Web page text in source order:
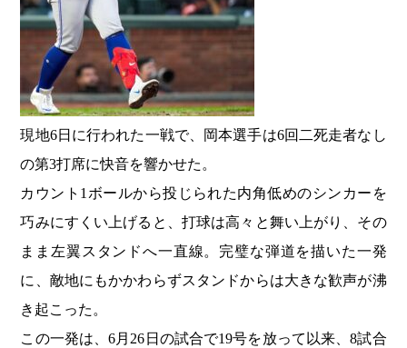
現地6日に行われた一戦で、岡本選手は6回二死走者なし
の第3打席に快音を響かせた。
カウント1ボールから投じられた内角低めのシンカーを
巧みにすくい上げると、打球は高々と舞い上がり、その
まま左翼スタンドへ一直線。完璧な弾道を描いた一発
に、敵地にもかかわらずスタンドからは大きな歓声が沸
き起こった。
この一発は、6月26日の試合で19号を放って以来、8試合